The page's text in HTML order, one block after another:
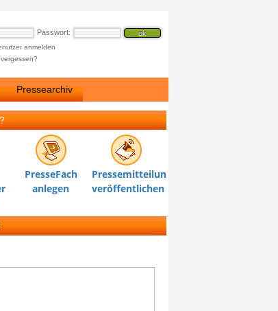
Passwort:
anmelden
Pressearchiv
PresseFach
anlegen
Pressemitteilung
veröffentlichen